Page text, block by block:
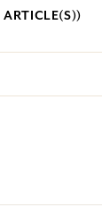
ARTICLE(S))